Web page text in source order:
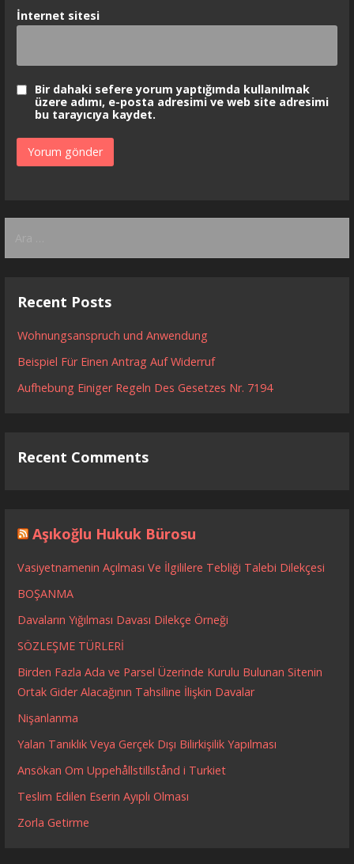
İnternet sitesi
Bir dahaki sefere yorum yaptığımda kullanılmak
üzere adımı, e-posta adresimi ve web site adresimi
bu tarayıcıya kaydet.
Recent Posts
Wohnungsanspruch und Anwendung
Beispiel Für Einen Antrag Auf Widerruf
Aufhebung Einiger Regeln Des Gesetzes Nr. 7194
Recent Comments
Aşıkoğlu Hukuk Bürosu
Vasiyetnamenin Açılması Ve İlgililere Tebliği Talebi Dilekçesi
BOŞANMA
Davaların Yığılması Davası Dilekçe Örneği
SÖZLEŞME TÜRLERİ
Birden Fazla Ada ve Parsel Üzerinde Kurulu Bulunan Sitenin
Ortak Gider Alacağının Tahsiline İlişkin Davalar
Nişanlanma
Yalan Tanıklık Veya Gerçek Dışı Bilirkişilik Yapılması
Ansökan Om Uppehållstillstånd i Turkiet
Teslim Edilen Eserin Ayıplı Olması
Zorla Getirme